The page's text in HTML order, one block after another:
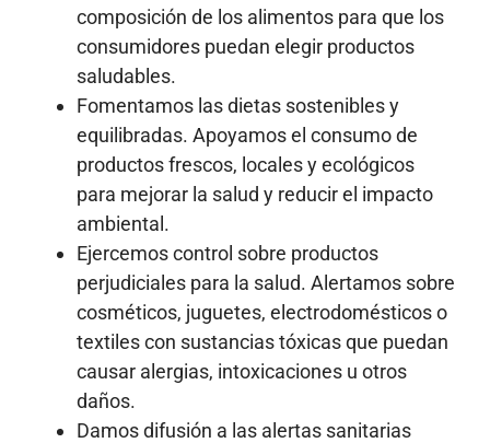
composición de los alimentos para que los
consumidores puedan elegir productos
saludables.
Fomentamos las dietas sostenibles y
equilibradas. Apoyamos el consumo de
productos frescos, locales y ecológicos
para mejorar la salud y reducir el impacto
ambiental.
Ejercemos control sobre productos
perjudiciales para la salud. Alertamos sobre
cosméticos, juguetes, electrodomésticos o
textiles con sustancias tóxicas que puedan
causar alergias, intoxicaciones u otros
daños.
Damos difusión a las alertas sanitarias